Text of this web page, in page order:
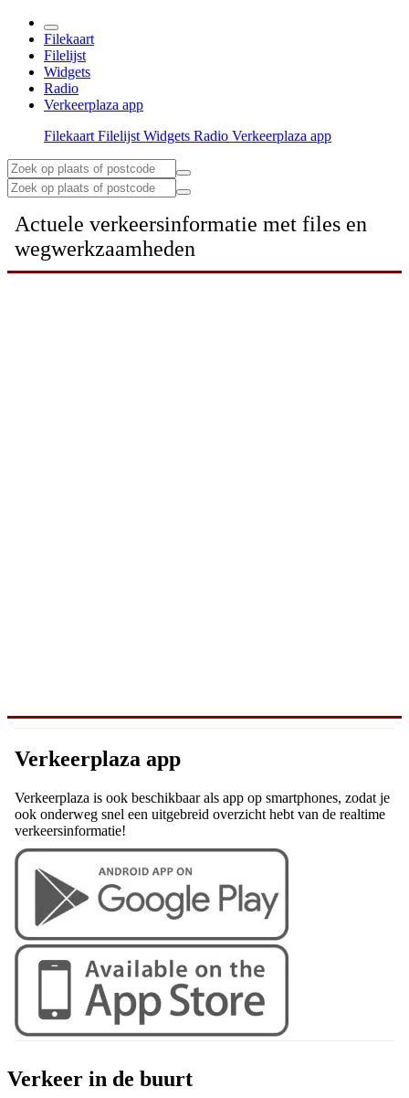
Filekaart
Filelijst
Widgets
Radio
Verkeerplaza app
Filekaart Filelijst Widgets Radio Verkeerplaza app
Actuele verkeersinformatie met files en
wegwerkzaamheden
Verkeerplaza app
Verkeerplaza is ook beschikbaar als app op smartphones, zodat je
ook onderweg snel een uitgebreid overzicht hebt van de realtime
verkeersinformatie!
Verkeer in de buurt